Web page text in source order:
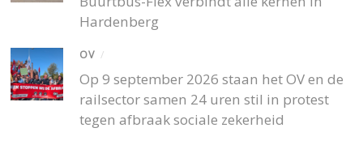
Hardenberg
OV /
Op 9 september 2026 staan het OV en de
railsector samen 24 uren stil in protest
tegen afbraak sociale zekerheid